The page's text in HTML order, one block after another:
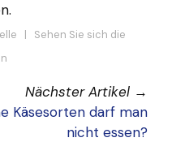
| Sehen Sie sich die
Nächster Artikel →
Käsesorten darf man
nicht essen?